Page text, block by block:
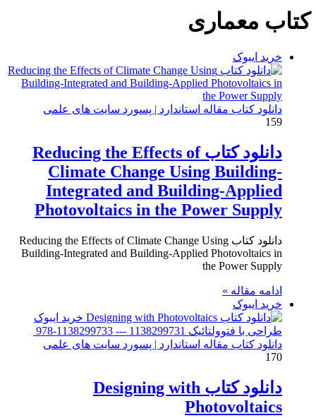
کتاب معماری
خرید ایبوک
دانلود کتاب مقاله استاندارد | پسورد سایت های علمی
159
دانلود کتاب Reducing the Effects of
Climate Change Using Building-
Integrated and Building-Applied
Photovoltaics in the Power Supply
دانلود کتاب Reducing the Effects of Climate Change Using
Building-Integrated and Building-Applied Photovoltaics in
the Power Supply
ادامه مقاله »
خرید ایبوک
دانلود کتاب مقاله استاندارد | پسورد سایت های علمی
170
دانلود کتاب Designing with
Photovoltaics